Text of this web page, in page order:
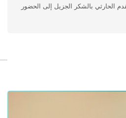
الحارثي بالشكر الجزيل إلى الحضور